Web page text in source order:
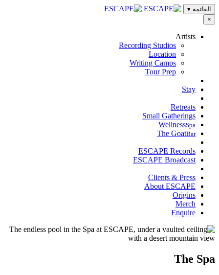
القائمة ▾
×
Artists
Recording Studios
Location
Writing Camps
Tour Prep
Stay
Retreats
Small Gatherings
WellnessSpa
The GoatBar
ESCAPE Records
ESCAPE Broadcast
Clients & Press
About ESCAPE
Origins
Merch
Enquire
The Spa